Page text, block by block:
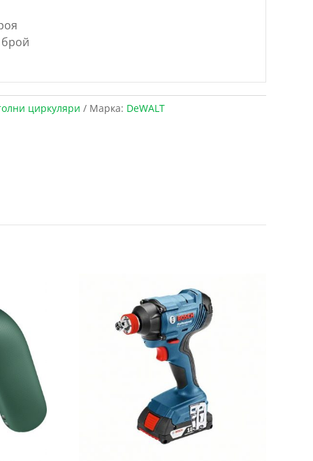
брой
циркуляри Марка: DeWALT